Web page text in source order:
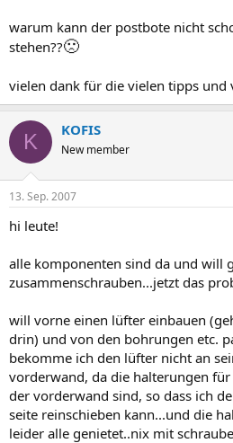
warum kann der postbote nicht
stehen??🙁
vielen dank für die vielen tipps und
K KOFIS
New member
13. Sep. 2007
hi leute!
alle komponenten sind da und will
zusammenschrauben...jetzt das
will vorne einen lüfter einbauen
drin) und von den bohrungen etc.
bekomme ich den lüfter nicht an
vorderwand, da die halterungen
der vorderwand sind, so dass ich
seite reinschieben kann...und die
leider alle genietet..nix mit